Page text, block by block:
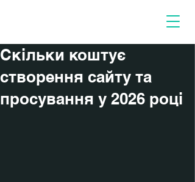
Скільки коштує
створення сайту та
просування у 2026 році